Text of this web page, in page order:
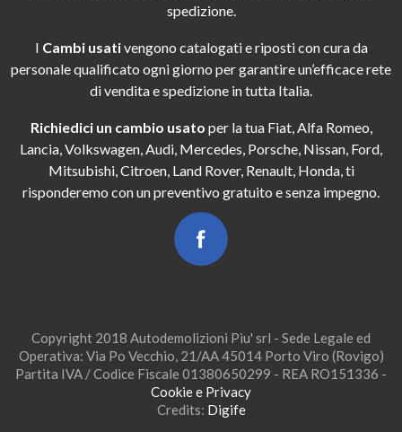
spedizione.
I Cambi usativengono catalogati e riposti con cura da
personale qualificato ogni giorno per garantire un’efficace rete
di vendita e spedizione in tutta Italia.
Richiedici un cambio usato per la tua Fiat, Alfa Romeo,
Lancia, Volkswagen, Audi, Mercedes, Porsche, Nissan, Ford,
Mitsubishi, Citroen, Land Rover, Renault, Honda, ti
risponderemo con un preventivo gratuito e senza impegno.
Copyright 2018 Autodemolizioni Piu' srl - Sede Legale ed
Operativa: Via Po Vecchio, 21/AA 45014 Porto Viro (Rovigo)
Partita IVA / Codice Fiscale 01380650299 - REA RO151336 -
Cookie e Privacy
Credits: Digife